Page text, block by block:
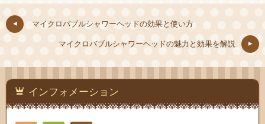
マイクロバブルシャワーヘッドの効果と使い方
マイクロバブルシャワーヘッドの魅力と効果を解説
インフォメーション